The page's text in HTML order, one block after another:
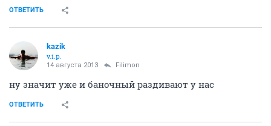
ОТВЕТИТЬ
kazik
v.i.p.
14 августа 2013 Filimon
ну значит уже и баночный раздивают у нас
ОТВЕТИТЬ